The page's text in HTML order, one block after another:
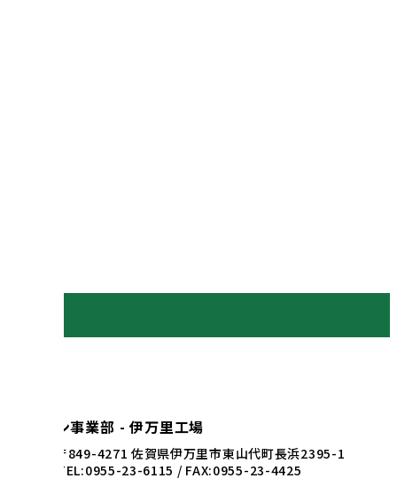
生コン事業部 - 伊万里工場
〒849-4271 佐賀県伊万里市東山代町長浜2395-1
TEL:0955-23-6115 / FAX:0955-23-4425